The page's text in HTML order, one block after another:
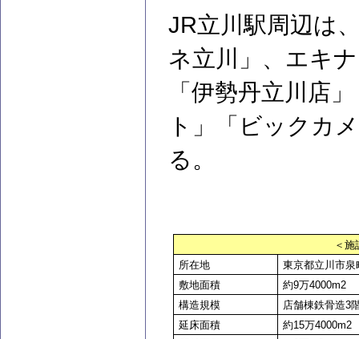
JR立川駅周辺は
ネ立川」、エキ
「伊勢丹立川店
ト」「ビックカ
る。
＜施
所在地
東京都立川市泉
敷地面積
約9万4000m2
構造規模
店舗棟鉄骨造3
延床面積
約15万4000m2